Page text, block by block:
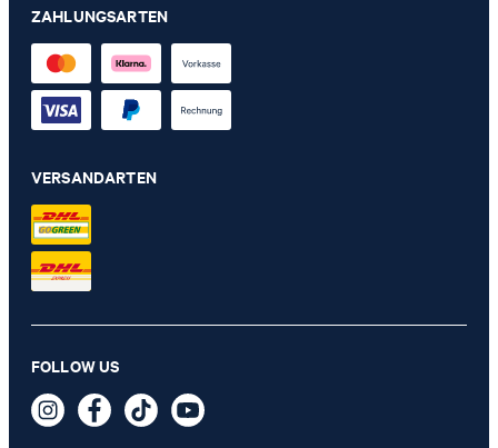
Steppweste Victoria in Silber
229,00 €
139,95 €
inkl. MwSt
ZAHLUNGSARTEN
VERSANDARTEN
FOLLOW US